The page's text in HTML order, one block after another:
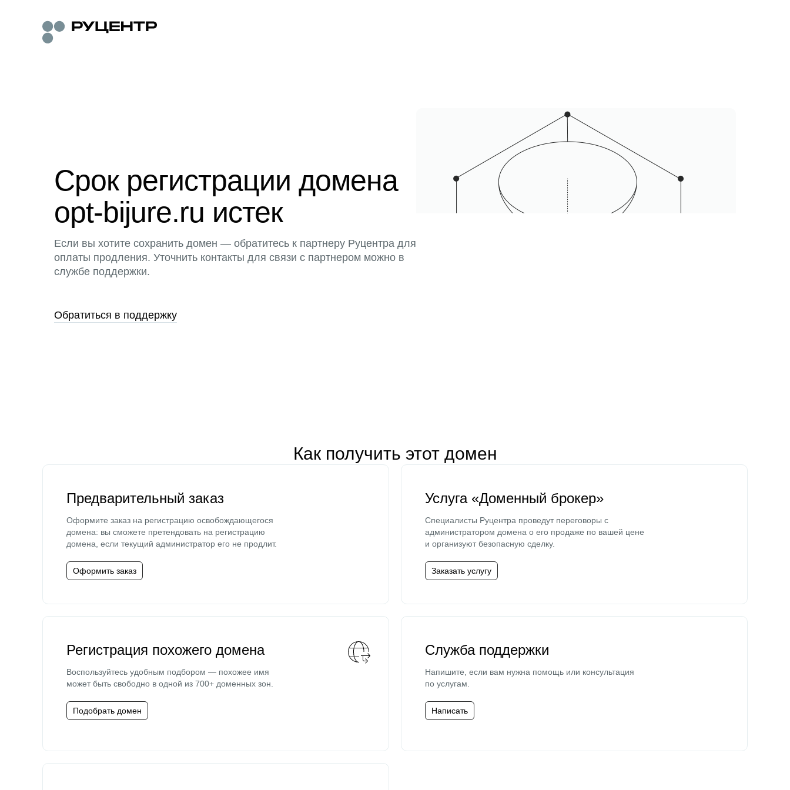
Срок регистрации домена
opt-bijure.ru истек
Если вы хотите сохранить домен — обратитесь к партнеру Руцентра для
оплаты продления. Уточнить контакты для связи с партнером можно в
службе поддержки.
Обратиться в поддержку
Как получить этот домен
Предварительный заказ
Оформите заказ на регистрацию освобождающегося
домена: вы сможете претендовать на регистрацию
домена, если текущий администратор его не продлит.
Оформить заказ
Услуга «Доменный брокер»
Специалисты Руцентра проведут переговоры с
администратором домена о его продаже по вашей цене
и организуют безопасную сделку.
Заказать услугу
Регистрация похожего домена
Воспользуйтесь удобным подбором — похожее имя
может быть свободно в одной из 700+ доменных зон.
Подобрать домен
Служба поддержки
Напишите, если вам нужна помощь или консультация
по услугам.
Написать